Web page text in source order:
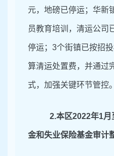
元，地磅已停运；华新
员教育培训，清运公司
停运；3个街镇已按招
算清运处置费，并通过
式，加强关键环节管控。
2.本区2022年1月
金和失业保险基金审计